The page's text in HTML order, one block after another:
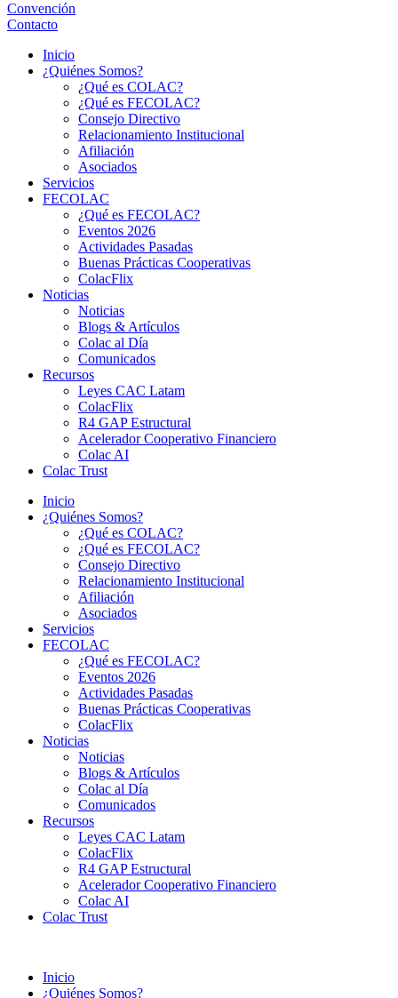
Convención
Contacto
Inicio
¿Quiénes Somos?
¿Qué es COLAC?
¿Qué es FECOLAC?
Consejo Directivo
Relacionamiento Institucional
Afiliación
Asociados
Servicios
FECOLAC
¿Qué es FECOLAC?
Eventos 2026
Actividades Pasadas
Buenas Prácticas Cooperativas
ColacFlix
Noticias
Noticias
Blogs & Artículos
Colac al Día
Comunicados
Recursos
Leyes CAC Latam
ColacFlix
R4 GAP Estructural
Acelerador Cooperativo Financiero
Colac AI
Colac Trust
Inicio
¿Quiénes Somos?
¿Qué es COLAC?
¿Qué es FECOLAC?
Consejo Directivo
Relacionamiento Institucional
Afiliación
Asociados
Servicios
FECOLAC
¿Qué es FECOLAC?
Eventos 2026
Actividades Pasadas
Buenas Prácticas Cooperativas
ColacFlix
Noticias
Noticias
Blogs & Artículos
Colac al Día
Comunicados
Recursos
Leyes CAC Latam
ColacFlix
R4 GAP Estructural
Acelerador Cooperativo Financiero
Colac AI
Colac Trust
Inicio
¿Quiénes Somos?